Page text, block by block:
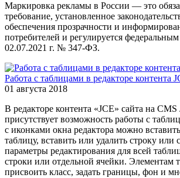
Маркировка рекламы в России — это
требование, установленное
обеспечения прозрачности и
потребителей и регулируется
02.07.2021 г. № 347-ФЗ.
Работа с таблицами в редакторе контента
01 августа 2018
В редакторе контента «JCE» сайта на CMS
присутствует возможность работы с
с иконками окна редактора можно
таблицу, вставить или удалить строку или
параметры редактирования для всей
строки или отдельной ячейки. Элементам
присвоить класс, задать границы, фон и